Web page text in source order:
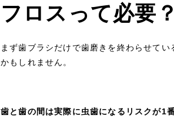
フロスって必要？
まず歯ブラシだけで歯磨きを終わらせて
かもしれません。
歯と歯の間は実際に虫歯になるリスクが1